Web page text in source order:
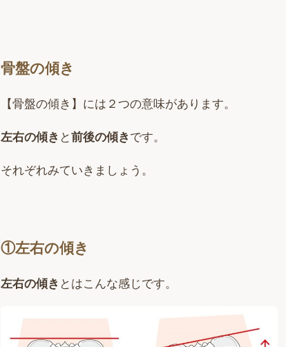
骨盤の傾き
【骨盤の傾き】には２つの意味があります。
左右の傾き と前後の傾き です。
それぞれみていきましょう。
①左右の傾き
左右の傾き とはこんな感じです。